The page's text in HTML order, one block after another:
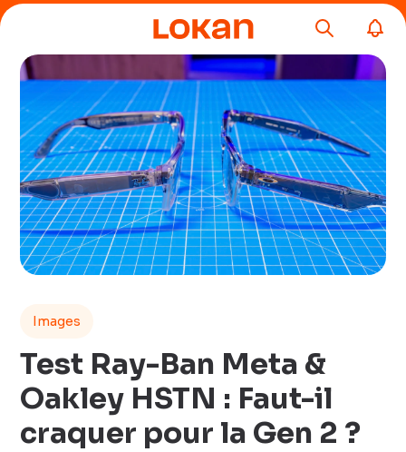
Images
Test Ray-Ban Meta &
Oakley HSTN : Faut-il
craquer pour la Gen 2 ?